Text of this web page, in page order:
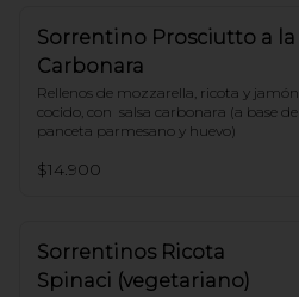
Sorrentino Prosciutto a la
Carbonara
Rellenos de mozzarella, ricota y jamón
cocido, con  salsa carbonara (a base de
panceta parmesano y huevo)
$14.900
Sorrentinos Ricota
Spinaci (vegetariano)